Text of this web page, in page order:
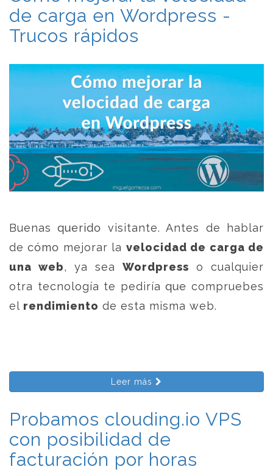
de carga en Wordpress -
Trucos rápidos
Buenas querido visitante. Antes de hablar
de cómo mejorar la velocidad de carga de
una web, ya sea Wordpress o cualquier
otra tecnología te pediría que compruebes
el rendimiento de esta misma web.
Leer más
Probamos clouding.io VPS
con posibilidad de
facturación por horas